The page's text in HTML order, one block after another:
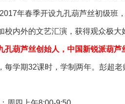
2017年春季开设九孔葫芦丝初级班
校内外的文艺汇演，获得观众极
孔葫芦丝创始人，中国新锐派葫芦
每学期32课时，学制两年。彭超